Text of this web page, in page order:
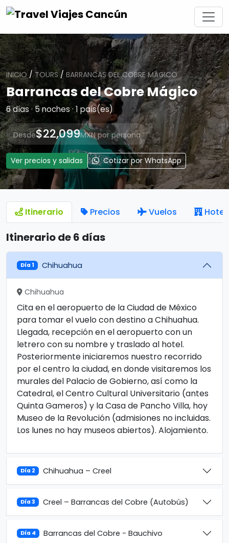
INICIO/TOURS/ BARRANCAS DEL COBRE MÁGICO
Barrancas del Cobre Mágico
6 días · 5 noches · 1 país(es)
Desde$22,099MXN por persona
Ver precios y salidas Cotizar por WhatsApp
Itinerario Precios Vuelos
Itinerario de 6 días
Día 1 Chihuahua
Chihuahua
Cita en el aeropuerto de la Ciudad de México
para tomar el vuelo con destino a Chihuahua.
Llegada, recepción en el aeropuerto con un
letrero con su nombre y traslado al hotel.
Posteriormente iniciaremos nuestro recorrido
por el centro la ciudad, en donde visitaremos los
murales del Palacio de Gobierno, así como la
Catedral, el Centro Cultural Universitario (antes
Quinta Gameros) y la Casa de Pancho Villa, hoy
Museo de la Revolución (admisiones no incluidas.
Los lunes no hay museos abiertos). Alojamiento.
Día 2 Chihuahua – Creel
Día 3 Creel – Barrancas del Cobre (Autobús)
Día 4 Barrancas del Cobre - Bauchivo